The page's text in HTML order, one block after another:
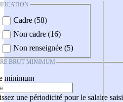
Cadre (58)
Non cadre (16)
Non renseignée (5)
BRUT MINIMUM
minimum
une périodicité pour le salaire saisi